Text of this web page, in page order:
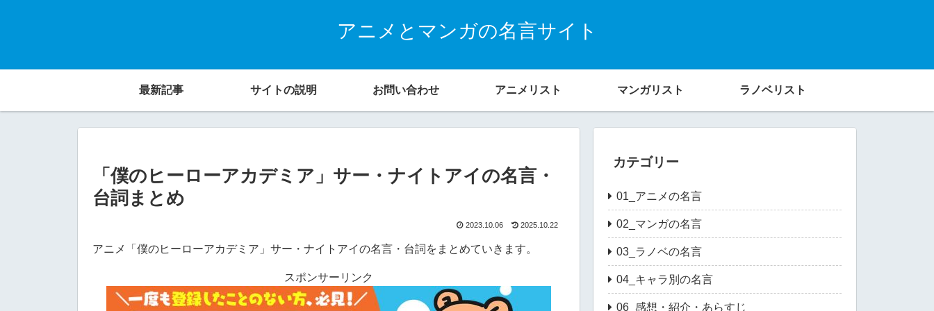
アニメとマンガの名言サイト
最新記事 サイトの説明 お問い合わせ アニメリスト マンガリスト ラノベリスト
「僕のヒーローアカデミア」サー・ナイトアイの名言・
台詞まとめ
2023.10.06 2025.10.22
アニメ「僕のヒーローアカデミア」サー・ナイトアイの名言・台詞をまとめていきます。
スポンサーリンク
カテゴリー
01_アニメの名言
02_マンガの名言
03_ラノベの名言
04_キャラ別の名言
06_感想・紹介・あらすじ